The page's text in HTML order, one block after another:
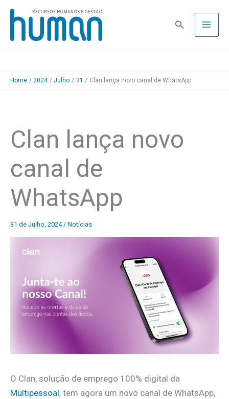
Skip
content
Pesquisa
Home 2024 Julho 31 Clan lança novo canal de WhatsApp
Clan lança novo
canal de
WhatsApp
31 de Julho, 2024 / Notícias
O Clan, solução de emprego 100% digital da
Multipessoal, tem agora um novo canal de WhatsApp,